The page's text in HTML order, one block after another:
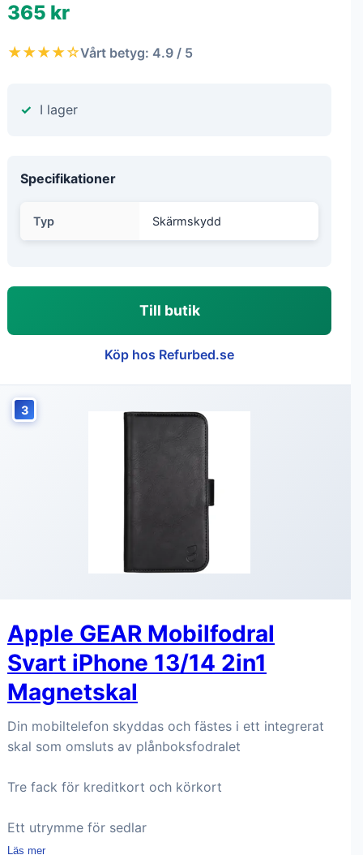
365 kr
★★★★☆Vårt betyg: 4.9 / 5
I lager
Specifikationer
Typ Skärmskydd
Till butik
Köp hos Refurbed.se
3
Apple GEAR Mobilfodral
Svart iPhone 13/14 2in1
Magnetskal
Din mobiltelefon skyddas och fästes i ett integrerat
skal som omsluts av plånboksfodralet
Tre fack för kreditkort och körkort
Ett utrymme för sedlar
Läs mer